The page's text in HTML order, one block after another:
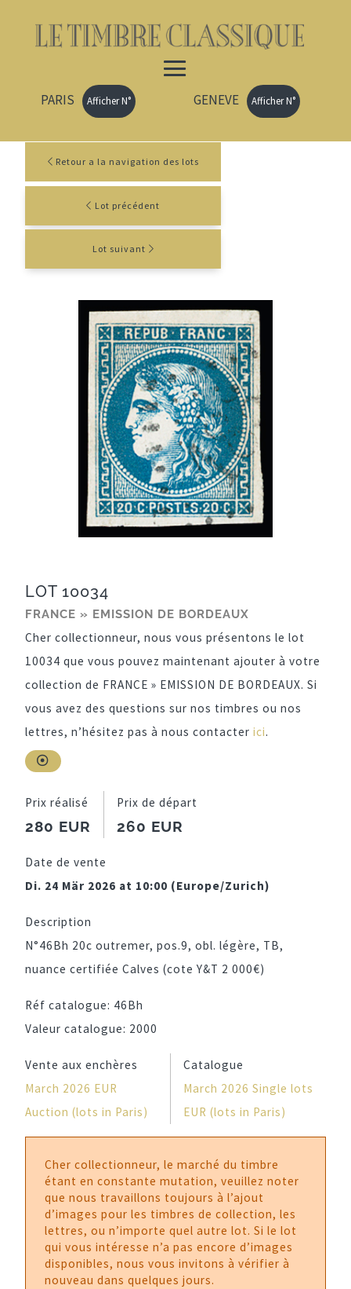
PARIS Afficher N° GENEVE Afficher N°
Retour a la navigation des lots
Lot précédent
Lot suivant
LOT 10034
FRANCE » EMISSION DE BORDEAUX
Cher collectionneur, nous vous présentons le lot
10034 que vous pouvez maintenant ajouter à votre
collection de FRANCE » EMISSION DE BORDEAUX. Si
vous avez des questions sur nos timbres ou nos
lettres, n’hésitez pas à nous contacter ici.
Prix réalisé
280 EUR
Prix de départ
260 EUR
Date de vente
Di. 24 Mär 2026 at 10:00 (Europe/Zurich)
Description
N°46Bh 20c outremer, pos.9, obl. légère, TB,
nuance certifiée Calves (cote Y&T 2 000€)
Réf catalogue: 46Bh
Valeur catalogue: 2000
Vente aux enchères
March 2026 EUR
Auction (lots in Paris)
Catalogue
March 2026 Single lots
EUR (lots in Paris)
Cher collectionneur, le marché du timbre
étant en constante mutation, veuillez noter
que nous travaillons toujours à l’ajout
d’images pour les timbres de collection, les
lettres, ou n’importe quel autre lot. Si le lot
qui vous intéresse n’a pas encore d’images
disponibles, nous vous invitons à vérifier à
nouveau dans quelques jours.